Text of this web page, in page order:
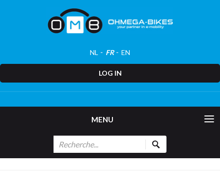
NL FR EN
LOG IN
MENU